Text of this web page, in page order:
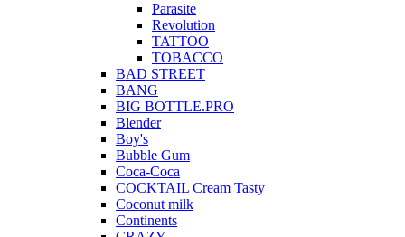
Parasite
Revolution
TATTOO
TOBACCO
BAD STREET
BANG
BIG BOTTLE.PRO
Blender
Boy's
Bubble Gum
Coca-Coca
COCKTAIL Cream Tasty
Coconut milk
Continents